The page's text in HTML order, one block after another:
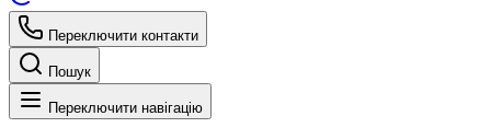
Переключити контакти
Пошук
Переключити навігацію